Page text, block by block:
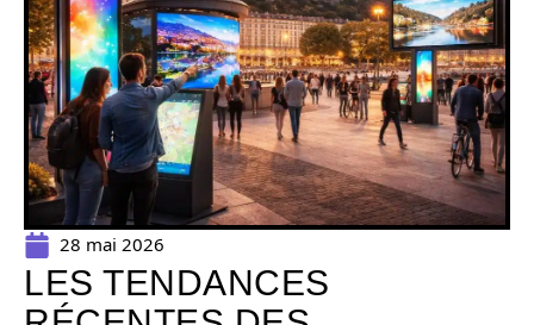
28 mai 2026
LES TENDANCES